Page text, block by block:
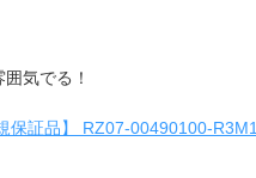
気でる！
保証品】 RZ07-00490100-R3M1